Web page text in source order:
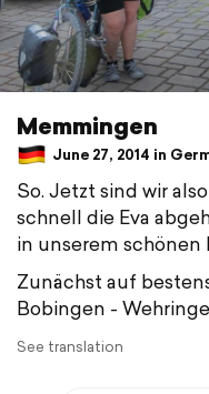
Memmingen
June 27, 2014 in
So. Jetzt sind wir
schnell die Eva
in unserem schönen
Zunächst auf
Bobingen -
See translation